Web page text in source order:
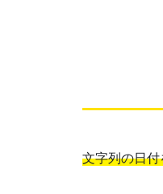
文字列の日